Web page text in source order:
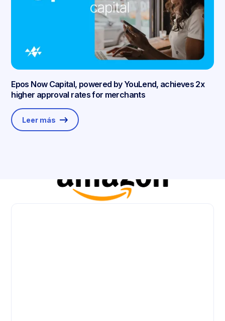
Epos Now Capital, powered by YouLend, achieves 2x
higher approval rates for merchants
Leer más